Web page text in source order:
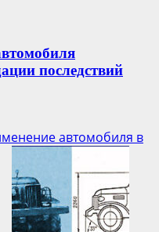
последствий
автомобиля в